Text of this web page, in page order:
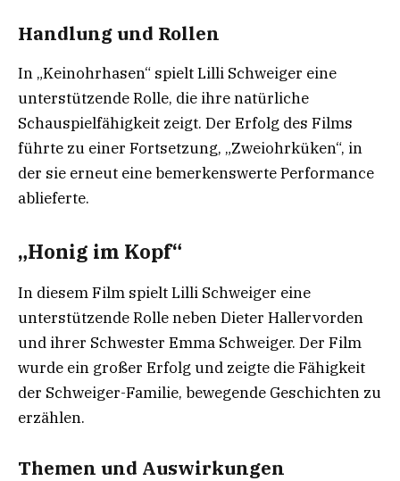
Handlung und Rollen
In „Keinohrhasen“ spielt Lilli Schweiger eine
unterstützende Rolle, die ihre natürliche
Schauspielfähigkeit zeigt. Der Erfolg des Films
führte zu einer Fortsetzung, „Zweiohrküken“, in
der sie erneut eine bemerkenswerte Performance
ablieferte.
„Honig im Kopf“
In diesem Film spielt Lilli Schweiger eine
unterstützende Rolle neben Dieter Hallervorden
und ihrer Schwester Emma Schweiger. Der Film
wurde ein großer Erfolg und zeigte die Fähigkeit
der Schweiger-Familie, bewegende Geschichten zu
erzählen.
Themen und Auswirkungen